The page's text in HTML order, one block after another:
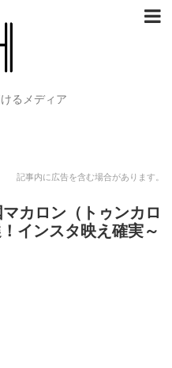
るメディア
記事内に広告を含む場合があります。
カロン（トゥンカロ
インスタ映え確実～